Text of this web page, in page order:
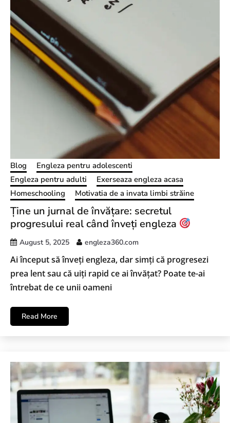
Blog
Engleza pentru adolescenti
Engleza pentru adulti
Exerseaza engleza acasa
Homeschooling
Motivatia de a invata limbi străine
Ține un jurnal de învățare: secretul
progresului real când înveți engleza
August 5, 2025 engleza360.com
Ai început să înveți engleza, dar simți că progresezi
prea lent sau că uiți rapid ce ai învățat? Poate te-ai
întrebat de ce unii oameni
Read More